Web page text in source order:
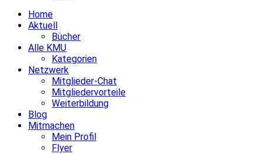
Home
Aktuell
Bücher
Alle KMU
Kategorien
Netzwerk
Mitglieder-Chat
Mitgliedervorteile
Weiterbildung
Blog
Mitmachen
Mein Profil
Flyer